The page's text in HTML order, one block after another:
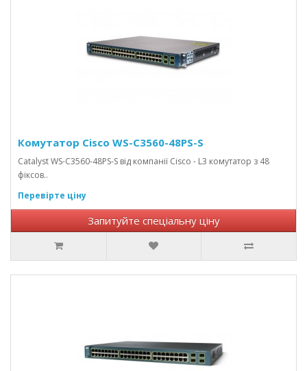
Комутатор Cisco WS-C3560-48PS-S
Catalyst WS-C3560-48PS-S від компанії Cisco - L3 комутатор з 48
фіксов..
Перевірте ціну
Запитуйте спеціальну ціну